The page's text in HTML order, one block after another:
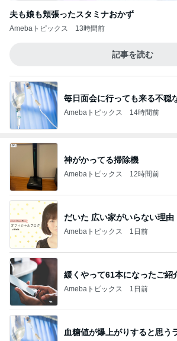
夫も娘も頬張ったスタミナおかず
Amebaトピックス 13時間前
記事を読む
毎日面会に行っても来る不穏
Amebaトピックス 14時間前
神がかってる掃除機
Amebaトピックス 12時間前
だいた 広い家がいらない理由
Amebaトピックス 1日前
緩くやって61本になったご紹
Amebaトピックス 1日前
血糖値が爆上がりすると思う